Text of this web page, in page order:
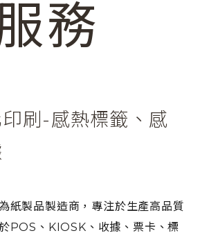
務
刷-感熱標籤、感
紙製品製造商，專注於生產高品質
POS、KIOSK、收據、票卡、標